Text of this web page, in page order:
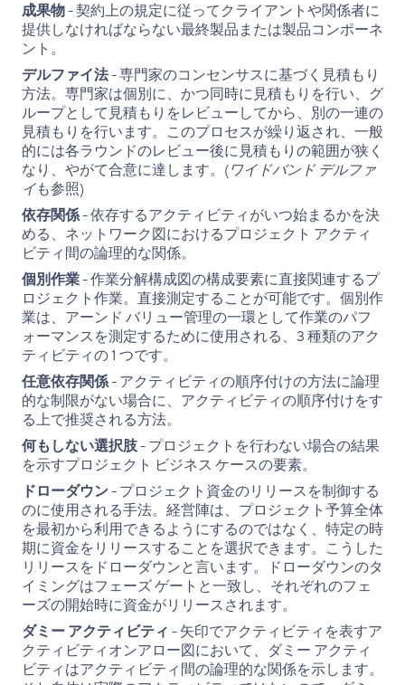
成果物- 契約上の規定に従ってクライアントや関係者に
提供しなければならない最終製品または製品コンポーネ
ント。
デルファイ法- 専門家のコンセンサスに基づく見積もり
方法。専門家は個別に、かつ同時に見積もりを行い、グ
ループとして見積もりをレビューしてから、別の一連の
見積もりを行います。このプロセスが繰り返され、一般
的には各ラウンドのレビュー後に見積もりの範囲が狭く
なり、やがて合意に達します。(ワイドバンド デルファ
イも参照)
依存関係- 依存するアクティビティがいつ始まるかを決
める、ネットワーク図におけるプロジェクト アクティ
ビティ間の論理的な関係。
個別作業- 作業分解構成図の構成要素に直接関連するプ
ロジェクト作業。直接測定することが可能です。個別作
業は、アーンド バリュー管理の一環として作業のパフ
ォーマンスを測定するために使用される、3 種類のアク
ティビティの 1 つです。
任意依存関係- アクティビティの順序付けの方法に論理
的な制限がない場合に、アクティビティの順序付けをす
る上で推奨される方法。
何もしない選択肢- プロジェクトを行わない場合の結果
を示すプロジェクト ビジネス ケースの要素。
ドローダウン- プロジェクト資金のリリースを制御する
のに使用される手法。経営陣は、プロジェクト予算全体
を最初から利用できるようにするのではなく、特定の時
期に資金をリリースすることを選択できます。こうした
リリースをドローダウンと言います。ドローダウンのタ
イミングはフェーズ ゲートと一致し、それぞれのフェ
ーズの開始時に資金がリリースされます。
ダミー アクティビティ - 矢印でアクティビティを表すア
クティビティオンアロー図において、ダミー アクティ
ビティはアクティビティ間の論理的な関係を示します。